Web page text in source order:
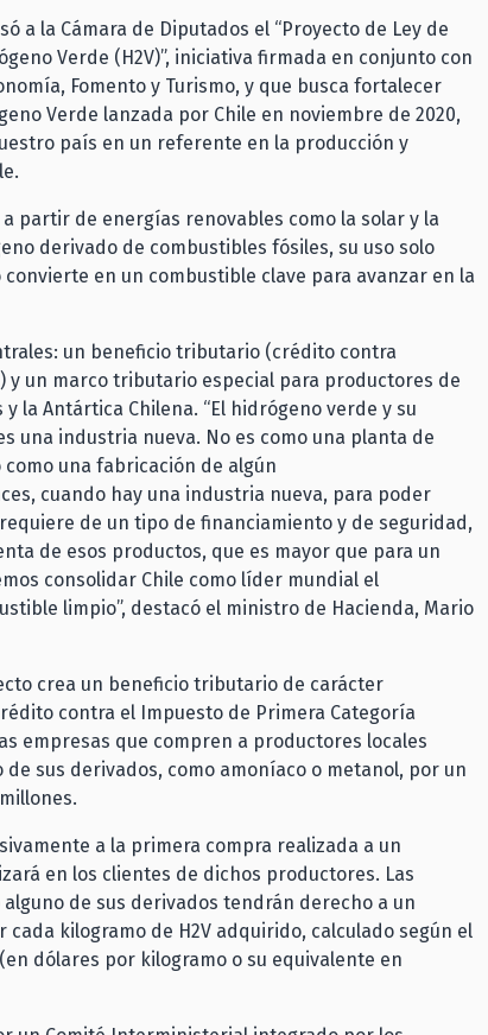
a la Cámara de Diputados el “Proyecto de Ley de
Verde (H2V)”, iniciativa firmada en conjunto con
Fomento y Turismo, y que busca fortalecer
Verde lanzada por Chile en noviembre de 2020,
país en un referente en la producción y
partir de energías renovables como la solar y la
derivado de combustibles fósiles, su uso solo
en un combustible clave para avanzar en la
un beneficio tributario (crédito contra
y un marco tributario especial para productores de
y la Antártica Chilena. “El hidrógeno verde y su
una industria nueva. No es como una planta de
una fabricación de algún
cuando hay una industria nueva, para poder
de un tipo de financiamiento y de seguridad,
de esos productos, que es mayor que para un
consolidar Chile como líder mundial el
limpio”, destacó el ministro de Hacienda, Mario
crea un beneficio tributario de carácter
contra el Impuesto de Primera Categoría
empresas que compren a productores locales
de sus derivados, como amoníaco o metanol, por un
a la primera compra realizada a un
en los clientes de dichos productores. Las
de sus derivados tendrán derecho a un
kilogramo de H2V adquirido, calculado según el
dólares por kilogramo o su equivalente en